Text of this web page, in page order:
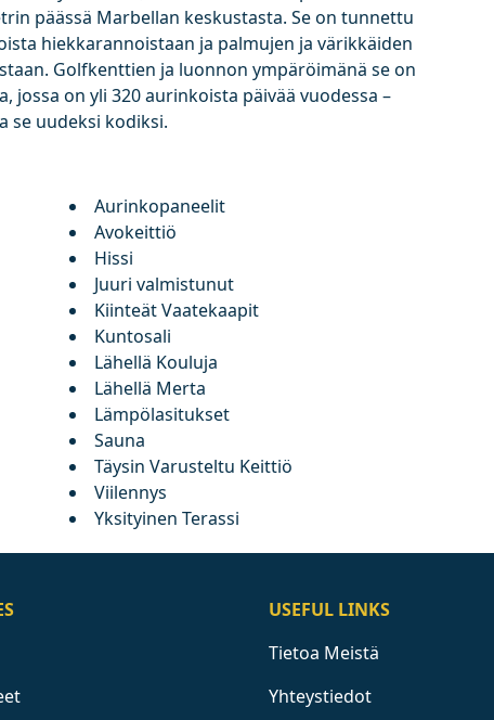
päässä Marbellan keskustasta. Se on tunnettu
hiekkarannoistaan ja palmujen ja värikkäiden
Golfkenttien ja luonnon ympäröimänä se on
jossa on yli 320 aurinkoista päivää vuodessa –
se uudeksi kodiksi.
Aurinkopaneelit
Avokeittiö
Hissi
Juuri valmistunut
Kiinteät Vaatekaapit
Kuntosali
Lähellä Kouluja
Lähellä Merta
Lämpölasitukset
Sauna
Täysin Varusteltu Keittiö
Viilennys
Yksityinen Terassi
USEFUL LINKS
Tietoa Meistä
Yhteystiedot